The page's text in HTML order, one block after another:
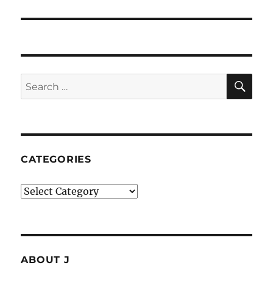
Search
for:
CATEGORIES
Categories
ABOUT J